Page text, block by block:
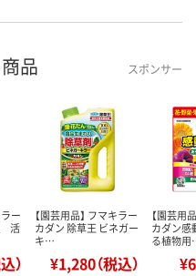
品 スポンサー
ー
活
）
【園芸用品】 フマキラー
カダン 除草王 ビネガー
キ…
¥1,280（税込）
【園芸用
カダン感
る植物